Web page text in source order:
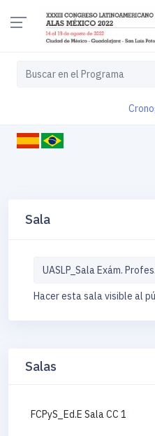
Sala
Hacer esta sala visible al
Salas
FCPyS_Ed.E Sala CC 1